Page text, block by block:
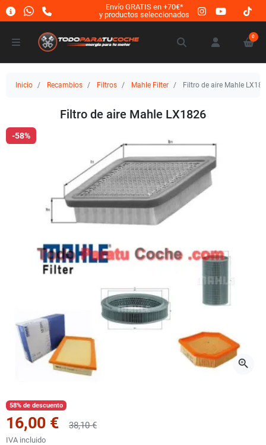
Envío GRATIS en +70€*
y productos seleccionados
0
Inicio Recambios Filtros Mahle Filter Filtro de aire Mahle
Filtro de aire Mahle LX1826
-58%
zoom_in
58% de descuento
16,00 € 38,10 €
IVA incluido